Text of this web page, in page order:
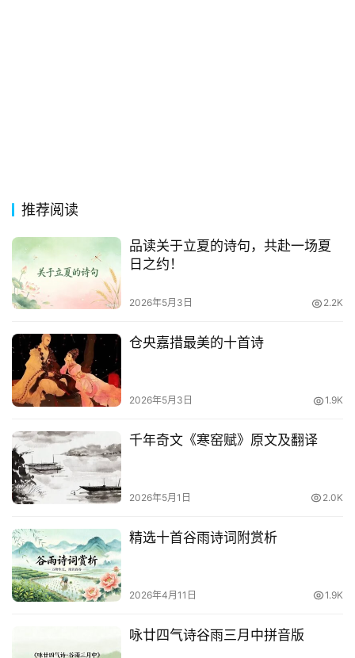
词
古
今
诗
词
常
用
贺
词
网
络
热
词
电
影
台
登录
推荐阅读
品读关于立夏的诗句，共赴一场夏
日之约！
2026年5月3日 2.2K
仓央嘉措最美的十首诗
2026年5月3日 1.9K
千年奇文《寒窑赋》原文及翻译
2026年5月1日 2.0K
精选十首谷雨诗词附赏析
2026年4月11日 1.9K
咏廿四气诗谷雨三月中拼音版